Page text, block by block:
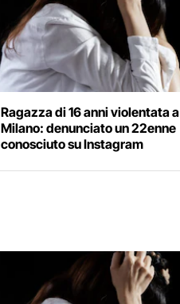
Ragazza di 16 anni violentata a
Milano: denunciato un 22enne
conosciuto su Instagram